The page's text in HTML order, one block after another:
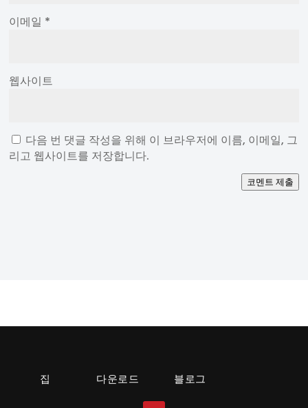
이메일 *
웹사이트
다음 번 댓글 작성을 위해 이 브라우저에 이름, 이메일, 그
리고 웹사이트를 저장합니다.
코멘트 제출
집 다운로드 블로그